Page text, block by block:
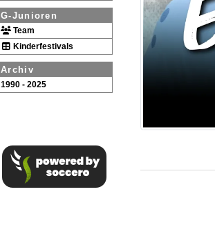
G-Junioren
Team
Kinderfestivals
Archiv
1990 - 2025